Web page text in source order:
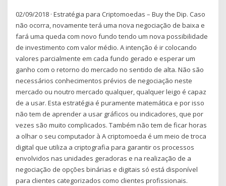
02/09/2018 · Estratégia para Criptomoedas – Buy the Dip. Caso
não ocorra, novamente terá uma nova negociação de baixa e
fará uma queda com novo fundo tendo um nova possibilidade
de investimento com valor médio. A intenção é ir colocando
valores parcialmente em cada fundo gerado e esperar um
ganho com o retorno do mercado no sentido de alta. Não são
necessários conhecimentos prévios de negociação neste
mercado ou noutro mercado qualquer, qualquer leigo é capaz
de a usar. Esta estratégia é puramente matemática e por isso
não tem de aprender a usar gráficos ou indicadores, que por
vezes são muito complicados. Também não tem de ficar horas
a olhar o seu computador à A criptomoeda é um meio de troca
digital que utiliza a criptografia para garantir os processos
envolvidos nas unidades geradoras e na realização de a
negociação de opções binárias e digitais só está disponível
para clientes categorizados como clientes profissionais.